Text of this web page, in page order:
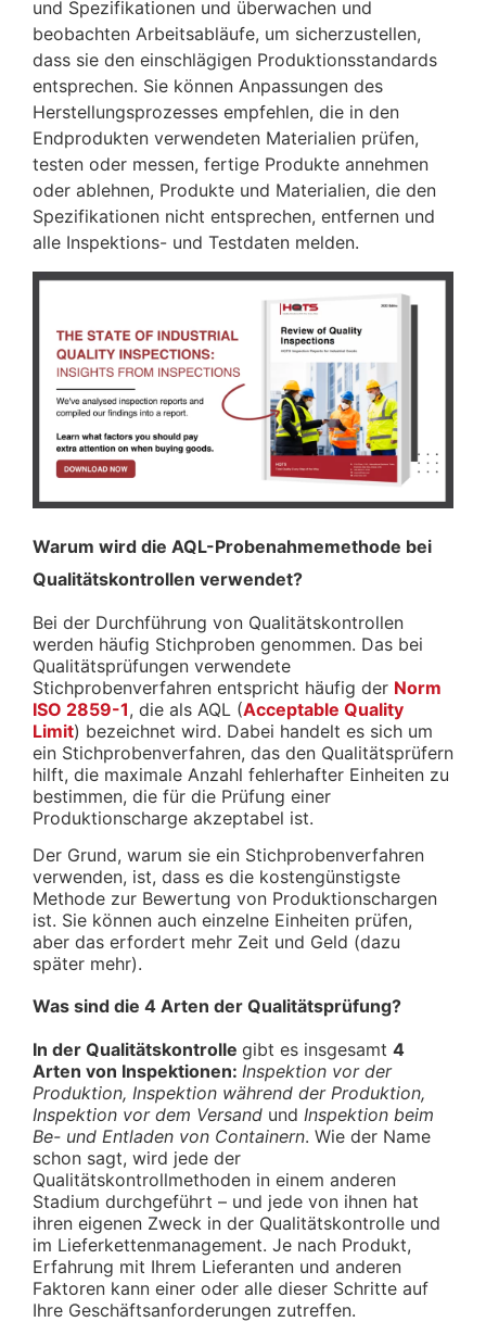
und Spezifikationen und überwachen und
beobachten Arbeitsabläufe, um sicherzustellen,
dass sie den einschlägigen Produktionsstandards
entsprechen. Sie können Anpassungen des
Herstellungsprozesses empfehlen, die in den
Endprodukten verwendeten Materialien prüfen,
testen oder messen, fertige Produkte annehmen
oder ablehnen, Produkte und Materialien, die den
Spezifikationen nicht entsprechen, entfernen und
alle Inspektions- und Testdaten melden.
Warum wird die AQL-Probenahmemethode bei
Qualitätskontrollen verwendet?
Bei der Durchführung von Qualitätskontrollen
werden häufig Stichproben genommen. Das bei
Qualitätsprüfungen verwendete
Stichprobenverfahren entspricht häufig der Norm
ISO 2859-1, die als AQL (Acceptable Quality
Limit) bezeichnet wird. Dabei handelt es sich um
ein Stichprobenverfahren, das den Qualitätsprüfern
hilft, die maximale Anzahl fehlerhafter Einheiten zu
bestimmen, die für die Prüfung einer
Produktionscharge akzeptabel ist.
Der Grund, warum sie ein Stichprobenverfahren
verwenden, ist, dass es die kostengünstigste
Methode zur Bewertung von Produktionschargen
ist. Sie können auch einzelne Einheiten prüfen,
aber das erfordert mehr Zeit und Geld (dazu
später mehr).
Was sind die 4 Arten der Qualitätsprüfung?
In der Qualitätskontrolle gibt es insgesamt 4
Arten von Inspektionen: Inspektion vor der
Produktion, Inspektion während der Produktion,
Inspektion vor dem Versand und Inspektion beim
Be- und Entladen von Containern. Wie der Name
schon sagt, wird jede der
Qualitätskontrollmethoden in einem anderen
Stadium durchgeführt – und jede von ihnen hat
ihren eigenen Zweck in der Qualitätskontrolle und
im Lieferkettenmanagement. Je nach Produkt,
Erfahrung mit Ihrem Lieferanten und anderen
Faktoren kann einer oder alle dieser Schritte auf
Ihre Geschäftsanforderungen zutreffen.